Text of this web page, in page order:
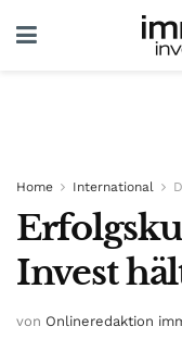
Home International
Invest
von Onlineredaktion